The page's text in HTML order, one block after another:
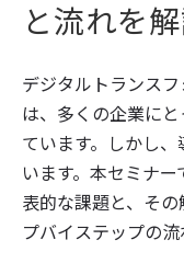
と流れを解
デジタルトランス
は、多くの企業に
ています。しかし
います。本セミナ
表的な課題と、そ
プバイステップの流